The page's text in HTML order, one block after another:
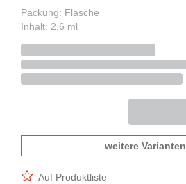
Packung: Flasche
Inhalt: 2,6 ml
weitere Varianten
Auf Produktliste